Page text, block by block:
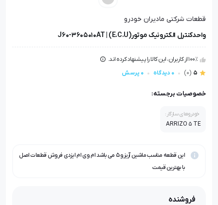
قطعات شرکتی مادیران خودرو
واحدکنترل الکترونیک موتور(E.C.U) | J60-3605010AT
100٪ از کاربران، این کالا را پیشنهاد کرده اند.
5
(0) 0 دیدگاه 0 پرسش
خصوصیات برجسته:
خودروهای سازگار:
ARRIZO 5 TE
این قطعه مناسب ماشین آریزو ۵ می باشد ام وی ام ایزدی فروش قطعات اصل
با بهترین قیمت
فروشنده